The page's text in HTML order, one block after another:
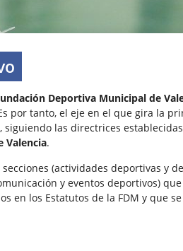
Deportiva Municipal de
por tanto, el eje en el que gira la
siguiendo las directrices
Valencia.
(actividades deportivas y
y eventos deportivos)
en los Estatutos de la FDM y que